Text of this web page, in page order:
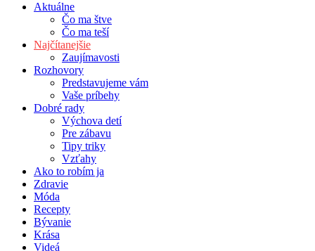
Aktuálne
Čo ma štve
Čo ma teší
Najčítanejšie
Zaujímavosti
Rozhovory
Predstavujeme vám
Vaše príbehy
Dobré rady
Výchova detí
Pre zábavu
Tipy triky
Vzťahy
Ako to robím ja
Zdravie
Móda
Recepty
Bývanie
Krása
Videá